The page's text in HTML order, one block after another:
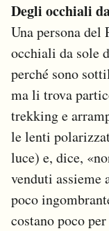
Degli occhiali
Una persona del
occhiali da sole
perché sono
ma li trova
trekking e
le lenti
luce) e, dice,
venduti assieme
poco
costano poco